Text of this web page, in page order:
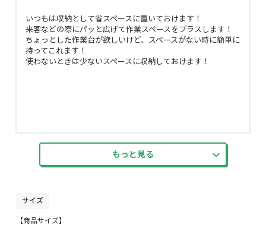
いつもは収納として省スペースに置いておけます！
来客などの際にパッと広げて作業スペースをプラスします！
ちょっとした作業台が欲しいけど、スペースがない時に簡単に
持ってこれます！
使わないときは少ないスペースに収納しておけます！
もっと見る
サイズ
【商品サイズ】